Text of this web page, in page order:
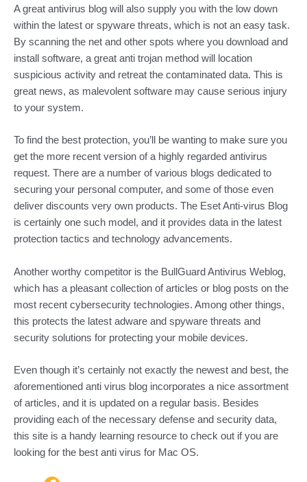
A great antivirus blog will also supply you with the low down
within the latest or spyware threats, which is not an easy task.
By scanning the net and other spots where you download and
install software, a great anti trojan method will location
suspicious activity and retreat the contaminated data. This is
great news, as malevolent software may cause serious injury
to your system.
To find the best protection, you’ll be wanting to make sure you
get the more recent version of a highly regarded antivirus
request. There are a number of various blogs dedicated to
securing your personal computer, and some of those even
deliver discounts very own products. The Eset Anti-virus Blog
is certainly one such model, and it provides data in the latest
protection tactics and technology advancements.
Another worthy competitor is the BullGuard Antivirus Weblog,
which has a pleasant collection of articles or blog posts on the
most recent cybersecurity technologies. Among other things,
this protects the latest adware and spyware threats and
security solutions for protecting your mobile devices.
Even though it’s certainly not exactly the newest and best, the
aforementioned anti virus blog incorporates a nice assortment
of articles, and it is updated on a regular basis. Besides
providing each of the necessary defense and security data,
this site is a handy learning resource to check out if you are
looking for the best anti virus for Mac OS.